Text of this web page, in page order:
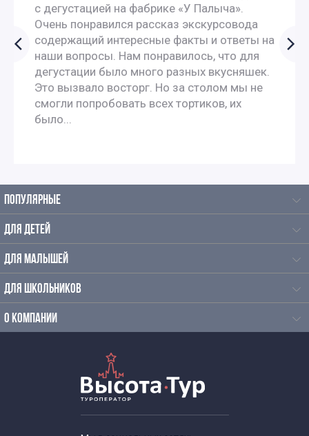
с дегустацией на фабрике «У Палыча».
Очень понравился рассказ экскурсовода
содержащий интересные факты и ответы на
наши вопросы. Нам понравилось, что для
дегустации было много разных вкусняшек.
Это вызвало восторг. Но за столом мы не
смогли попробовать всех тортиков, их
было...
ПОПУЛЯРНЫЕ
ДЛЯ ДЕТЕЙ
ДЛЯ МАЛЫШЕЙ
ДЛЯ ШКОЛЬНИКОВ
О КОМПАНИИ